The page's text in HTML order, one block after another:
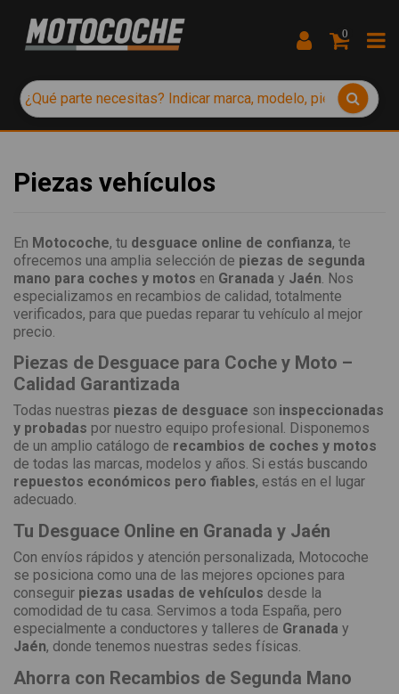
0
Piezas vehículos
En Motocoche, tu desguace online de confianza, te
ofrecemos una amplia selección de piezas de segunda
mano para coches y motos en Granada y Jaén . Nos
especializamos en recambios de calidad, totalmente
verificados, para que puedas reparar tu vehículo al mejor
precio.
Piezas de Desguace para Coche y Moto –
Calidad Garantizada
Todas nuestras piezas de desguace son inspeccionadas
y probadas por nuestro equipo profesional. Disponemos
de un amplio catálogo de recambios de coches y motos
de todas las marcas, modelos y años. Si estás buscando
repuestos económicos pero fiables, estás en el lugar
adecuado.
Tu Desguace Online en Granada y Jaén
Con envíos rápidos y atención personalizada, Motocoche
se posiciona como una de las mejores opciones para
conseguir piezas usadas de vehículos desde la
comodidad de tu casa. Servimos a toda España, pero
especialmente a conductores y talleres de Granada y
Jaén, donde tenemos nuestras sedes físicas.
Ahorra con Recambios de Segunda Mano